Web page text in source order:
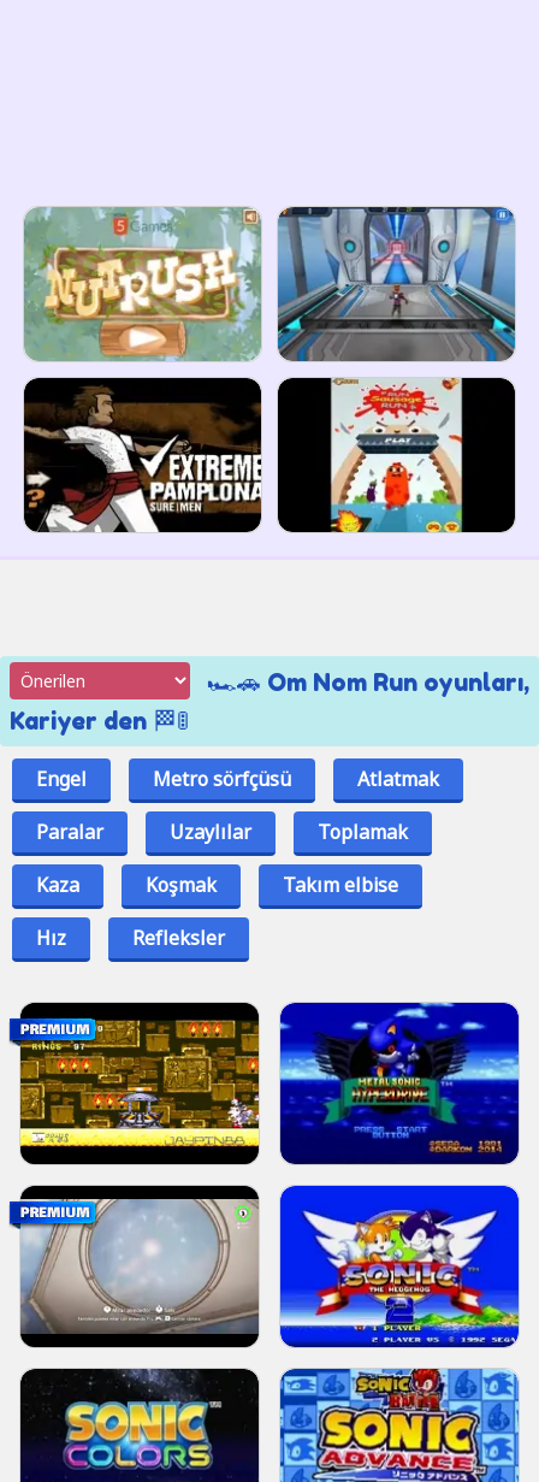
🏎️🚗 Om Nom Run oyunları,
Kariyer den 🏁🚦
Engel Metro sörfçüsü
Atlatmak
Paralar
Uzaylılar
Toplamak
Kaza
Koşmak
Takım elbise
Hız
Refleksler